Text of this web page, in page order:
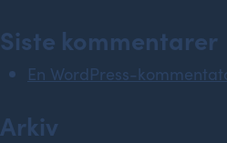
Siste kommentarer
En WordPress-
Arkiv